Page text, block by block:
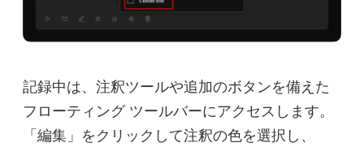
記録中は、注釈ツールや追加のボタンを備えた
フローティング ツールバーにアクセスします。
「編集」をクリックして注釈の色を選択し、